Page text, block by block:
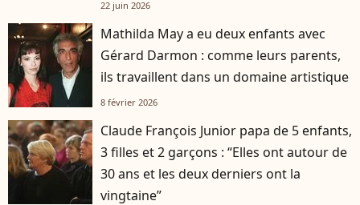
22 juin 2026
Mathilda May a eu deux enfants avec
Gérard Darmon : comme leurs parents,
ils travaillent dans un domaine artistique
8 février 2026
Claude François Junior papa de 5 enfants,
3 filles et 2 garçons : “Elles ont autour de
30 ans et les deux derniers ont la
vingtaine”